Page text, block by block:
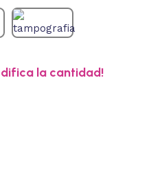
la cantidad!